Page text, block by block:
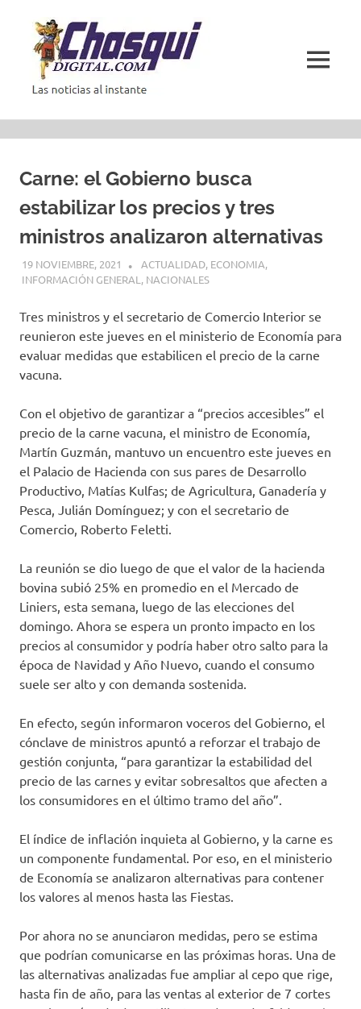
contenido
MENÚ
Carne: el Gobierno busca
estabilizar los precios y tres
ministros analizaron alternativas
19 NOVIEMBRE, 2021 ACTUALIDAD, ECONOMIA,
INFORMACIÓN GENERAL, NACIONALES
Tres ministros y el secretario de Comercio Interior se
reunieron este jueves en el ministerio de Economía para
evaluar medidas que estabilicen el precio de la carne
vacuna.
Con el objetivo de garantizar a “precios accesibles” el
precio de la carne vacuna, el ministro de Economía,
Martín Guzmán, mantuvo un encuentro este jueves en
el Palacio de Hacienda con sus pares de Desarrollo
Productivo, Matías Kulfas; de Agricultura, Ganadería y
Pesca, Julián Domínguez; y con el secretario de
Comercio, Roberto Feletti.
La reunión se dio luego de que el valor de la hacienda
bovina subió 25% en promedio en el Mercado de
Liniers, esta semana, luego de las elecciones del
domingo. Ahora se espera un pronto impacto en los
precios al consumidor y podría haber otro salto para la
época de Navidad y Año Nuevo, cuando el consumo
suele ser alto y con demanda sostenida.
En efecto, según informaron voceros del Gobierno, el
cónclave de ministros apuntó a reforzar el trabajo de
gestión conjunta, “para garantizar la estabilidad del
precio de las carnes y evitar sobresaltos que afecten a
los consumidores en el último tramo del año”.
El índice de inflación inquieta al Gobierno, y la carne es
un componente fundamental. Por eso, en el ministerio
de Economía se analizaron alternativas para contener
los valores al menos hasta las Fiestas.
Por ahora no se anunciaron medidas, pero se estima
que podrían comunicarse en las próximas horas. Una de
las alternativas analizadas fue ampliar al cepo que rige,
hasta fin de año, para las ventas al exterior de 7 cortes